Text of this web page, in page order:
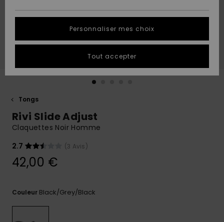
A
Découvrir
A
Découvrir
tailles
conversation
plus rapide
à votre
Démarrer
des
réponses
QUIKSILVER
Tongs
Rivi Slide Adjust
Claquettes Noir Homme
2.7
(3 Avis)
42,00 €
Couleur Black/grey/black
Personnaliser mes choix
Tout accepter